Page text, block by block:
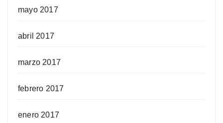
mayo 2017
abril 2017
marzo 2017
febrero 2017
enero 2017